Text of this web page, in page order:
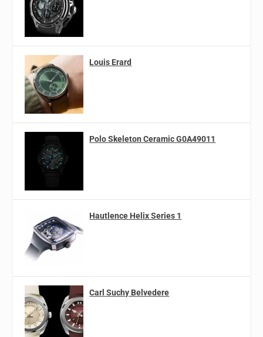
Louis Erard
Polo Skeleton Ceramic G0A49011
Hautlence Helix Series 1
Carl Suchy Belvedere